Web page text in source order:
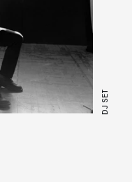
DJ SET